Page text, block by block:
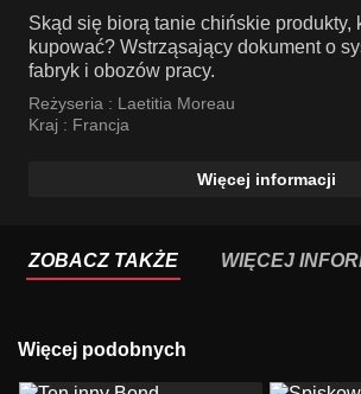
Skąd się biorą tanie chińskie produkty,
kupować? Wstrząsający dokument o
fabryk i obozów pracy.
Reżyseria : Laetitia Moreau
Kraj : Francja
Więcej informacji
ZOBACZ TAKŻE WIĘCEJ
Więcej podobnych